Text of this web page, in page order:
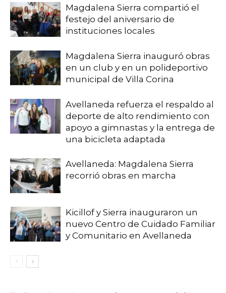
Magdalena Sierra compartió el
festejo del aniversario de
instituciones locales
Magdalena Sierra inauguró obras
en un club y en un polideportivo
municipal de Villa Corina
Avellaneda refuerza el respaldo al
deporte de alto rendimiento con
apoyo a gimnastas y la entrega de
una bicicleta adaptada
Avellaneda: Magdalena Sierra
recorrió obras en marcha
Kicillof y Sierra inauguraron un
nuevo Centro de Cuidado Familiar
y Comunitario en Avellaneda